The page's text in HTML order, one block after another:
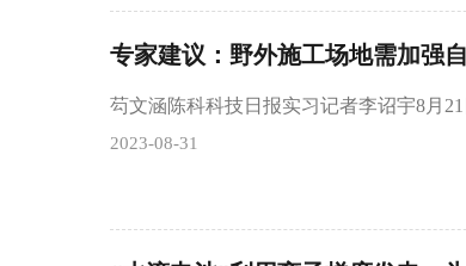
专家建议：野外施工场地需加强
芶文涵陈科科技日报实习记者李诏宇8月
2023-08-31